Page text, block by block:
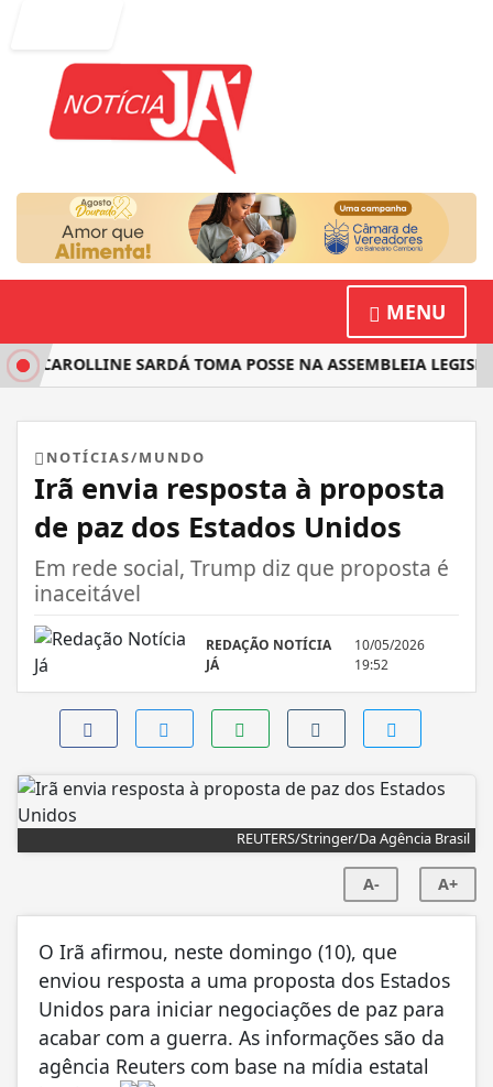
MENU
CAROLLINE SARDÁ TOMA POSSE NA ASSEMBLEIA
NOTÍCIAS/MUNDO
Irã envia resposta à proposta
de paz dos Estados Unidos
Em rede social, Trump diz que proposta é
inaceitável
REDAÇÃO NOTÍCIA
JÁ
10/05/2026
19:52
REUTERS/Stringer/Da Agência Brasil
A- A+
O Irã afirmou, neste domingo (10), que
enviou resposta a uma proposta dos Estados
Unidos para iniciar negociações de paz para
acabar com a guerra. As informações são da
agência Reuters com base na mídia estatal